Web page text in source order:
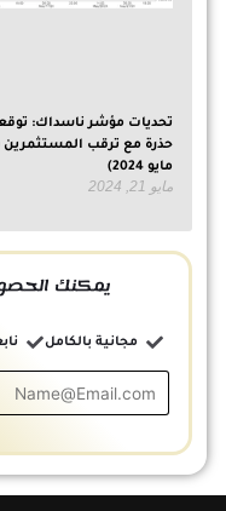
تحديات مؤشر ناسداك:
مايو 2024)
مايو 21, 2024
يمكنك
مجانية بالكامل